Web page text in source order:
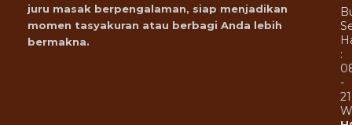
juru masak berpengalaman, siap menjadikan
momen tasyakuran atau berbagi Anda lebih
bermakna.
:
-